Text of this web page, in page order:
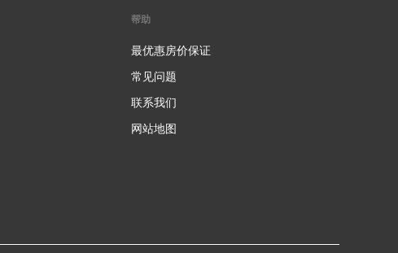
帮助
最优惠房价保证
常见问题
联系我们
网站地图